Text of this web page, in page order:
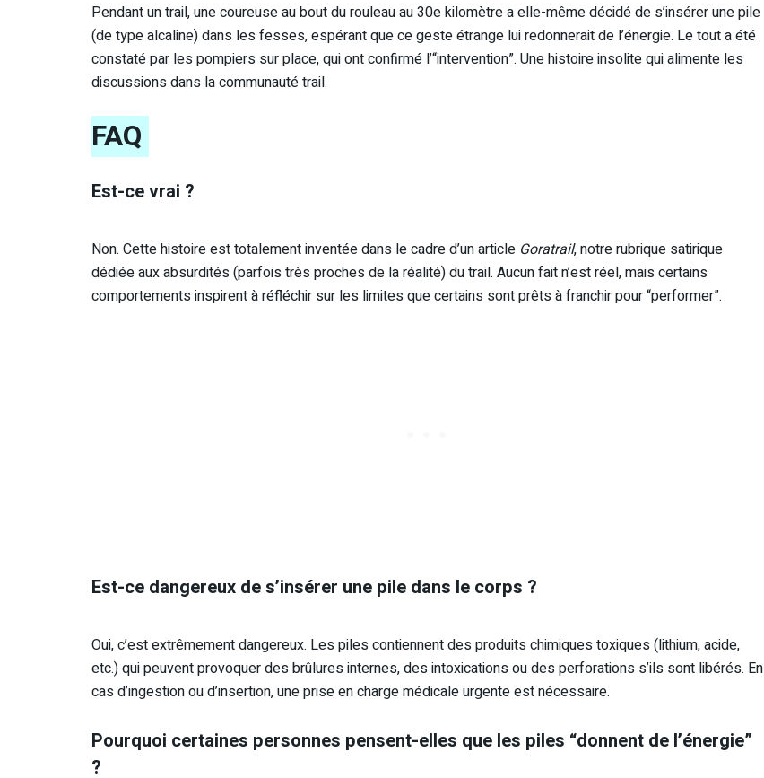
Pendant un trail, une coureuse au bout du rouleau au 30e kilomètre a elle-même décidé de s’insérer une pile
(de type alcaline) dans les fesses, espérant que ce geste étrange lui redonnerait de l’énergie. Le tout a été
constaté par les pompiers sur place, qui ont confirmé l’“intervention”. Une histoire insolite qui alimente les
discussions dans la communauté trail.
FAQ
Est-ce vrai ?
Non. Cette histoire est totalement inventée dans le cadre d’un article Goratrail, notre rubrique satirique
dédiée aux absurdités (parfois très proches de la réalité) du trail. Aucun fait n’est réel, mais certains
comportements inspirent à réfléchir sur les limites que certains sont prêts à franchir pour “performer”.
Est-ce dangereux de s’insérer une pile dans le corps ?
Oui, c’est extrêmement dangereux. Les piles contiennent des produits chimiques toxiques (lithium, acide,
etc.) qui peuvent provoquer des brûlures internes, des intoxications ou des perforations s’ils sont libérés. En
cas d’ingestion ou d’insertion, une prise en charge médicale urgente est nécessaire.
Pourquoi certaines personnes pensent-elles que les piles “donnent de l’énergie”
?